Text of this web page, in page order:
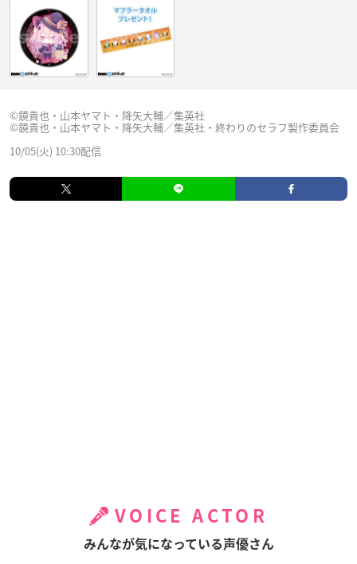
©鏡貴也・山本ヤマト・降矢大輔／集英社
©鏡貴也・山本ヤマト・降矢大輔／集英社・終わりのセラフ製作委員会
10/05(火) 10:30配信
VOICE ACTOR
みんなが気になっている声優さん